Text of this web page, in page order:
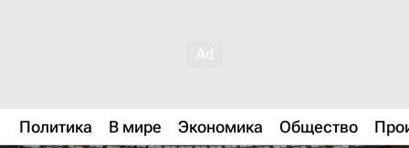
Политика В мире Экономика Общество